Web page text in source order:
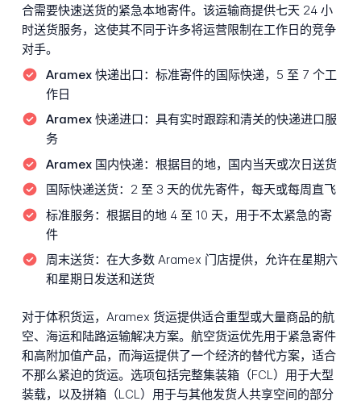
合需要快速送货的紧急本地寄件。该运输商提供七天 24 小
时送货服务，这使其不同于许多将运营限制在工作日的竞争
对手。
Aramex 快递出口： 标准寄件的国际快递，5 至 7 个工
作日
Aramex 快递进口： 具有实时跟踪和清关的快递进口服
务
Aramex 国内快递： 根据目的地，国内当天或次日送货
国际快递送货： 2 至 3 天的优先寄件，每天或每周直飞
标准服务： 根据目的地 4 至 10 天，用于不太紧急的寄
件
周末送货： 在大多数 Aramex 门店提供，允许在星期六
和星期日发送和送货
对于体积货运，Aramex 货运提供适合重型或大量商品的航
空、海运和陆路运输解决方案。航空货运优先用于紧急寄件
和高附加值产品，而海运提供了一个经济的替代方案，适合
不那么紧迫的货运。选项包括完整集装箱（FCL）用于大型
装载，以及拼箱（LCL）用于与其他发货人共享空间的部分